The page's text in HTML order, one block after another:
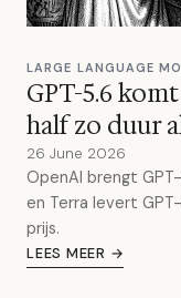
LARGE LANGUAGE
GPT-5.6
half zo duur
26 June 2026
OpenAI brengt
en Terra levert
prijs.
LEES MEER →